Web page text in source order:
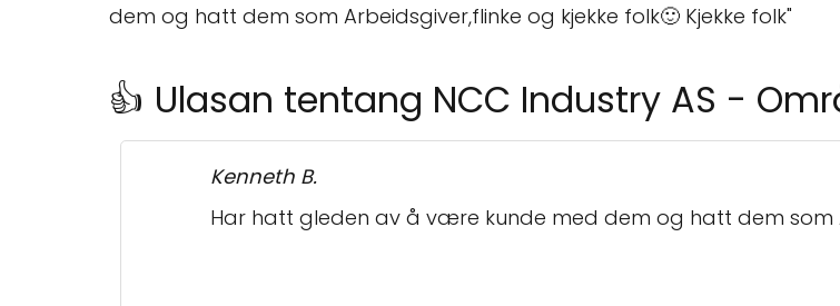
dem og hatt dem som Arbeidsgiver,flinke og kjekke folk🙂 Kjekke folk"
👍 Ulasan tentang NCC Industry AS -
Kenneth B.
Har hatt gleden av å være kunde med dem og hatt dem som